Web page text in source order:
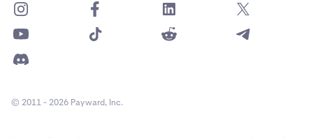
© 2011 - 2026 Payward, Inc.